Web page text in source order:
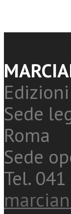
Sede
Roma
Sede
Tel.